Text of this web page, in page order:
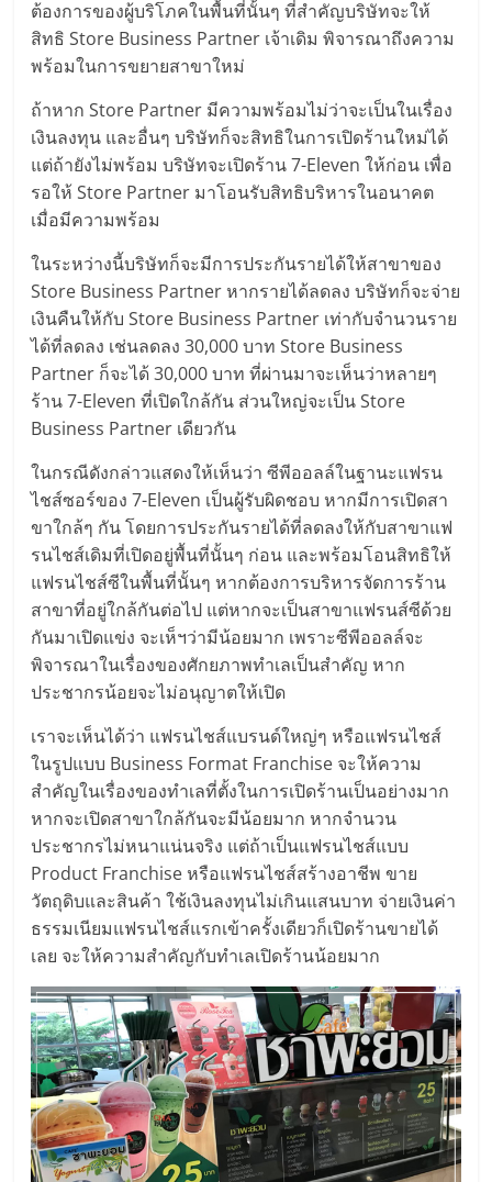
ลงทุน
และ
ขยาย
สา
ขา
แฟ
รน
ไชส์,
ศูนย์
รวม
แฟ
รน
ไชส์
พร้อม
ทำเล
สำหรับ
เปิด
ร้าน
ปรึกษา
ต้องการของผู้บริโภคในพื้นที่นั้นๆ ที่สำคัญบริษัทจะให้
สิทธิ Store Business Partner เจ้าเดิม พิจารณาถึงความ
พร้อมในการขยายสาขาใหม่
ถ้าหาก Store Partner มีความพร้อมไม่ว่าจะเป็นในเรื่อง
เงินลงทุน และอื่นๆ บริษัทก็จะสิทธิในการเปิดร้านใหม่ได้
แต่ถ้ายังไม่พร้อม บริษัทจะเปิดร้าน 7-Eleven ให้ก่อน เพื่อ
รอให้ Store Partner มาโอนรับสิทธิบริหารในอนาคต
เมื่อมีความพร้อม
ในระหว่างนี้บริษัทก็จะมีการประกันรายได้ให้สาขาของ
Store Business Partner หากรายได้ลดลง บริษัทก็จะจ่าย
เงินคืนให้กับ Store Business Partner เท่ากับจำนวนราย
ได้ที่ลดลง เช่นลดลง 30,000 บาท Store Business
Partner ก็จะได้ 30,000 บาท ที่ผ่านมาจะเห็นว่าหลายๆ
ร้าน 7-Eleven ที่เปิดใกล้กัน ส่วนใหญ่จะเป็น Store
Business Partner เดียวกัน
ในกรณีดังกล่าวแสดงให้เห็นว่า ซีพีออลล์ในฐานะแฟรน
ไชส์ซอร์ของ 7-Eleven เป็นผู้รับผิดชอบ หากมีการเปิดสา
ขาใกล้ๆ กัน โดยการประกันรายได้ที่ลดลงให้กับสาขาแฟ
รนไชส์เดิมที่เปิดอยู่พื้นที่นั้นๆ ก่อน และพร้อมโอนสิทธิให้
แฟรนไชส์ซีในพื้นที่นั้นๆ หากต้องการบริหารจัดการร้าน
สาขาที่อยู่ใกล้กันต่อไป แต่หากจะเป็นสาขาแฟรนส์ซีด้วย
กันมาเปิดแข่ง จะเห็ฯว่ามีน้อยมาก เพราะซีพีออลล์จะ
พิจารณาในเรื่องของศักยภาพทำเลเป็นสำคัญ หาก
ประชากรน้อยจะไม่อนุญาตให้เปิด
เราจะเห็นได้ว่า แฟรนไชส์แบรนด์ใหญ่ๆ หรือแฟรนไชส์
ในรูปแบบ Business Format Franchise จะให้ความ
สำคัญในเรื่องของทำเลที่ตั้งในการเปิดร้านเป็นอย่างมาก
หากจะเปิดสาขาใกล้กันจะมีน้อยมาก หากจำนวน
ประชากรไม่หนาแน่นจริง แต่ถ้าเป็นแฟรนไชส์แบบ
Product Franchise หรือแฟรนไชส์สร้างอาชีพ ขาย
วัตถุดิบและสินค้า ใช้เงินลงทุนไม่เกินแสนบาท จ่ายเงินค่า
ธรรมเนียมแฟรนไชส์แรกเข้าครั้งเดียวก็เปิดร้านขายได้
เลย จะให้ความสำคัญกับทำเลเปิดร้านน้อยมาก